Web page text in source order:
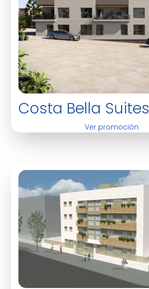
Costa Bella Suites
Ver promoción